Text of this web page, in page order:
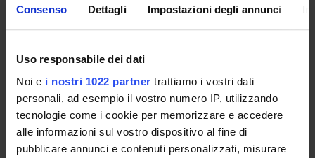
Consenso Dettagli Impostazioni degli annunci
Uso responsabile dei dati
Noi e i nostri 1022 partner trattiamo i vostri dati
personali, ad esempio il vostro numero IP, utilizzando
tecnologie come i cookie per memorizzare e accedere
alle informazioni sul vostro dispositivo al fine di
pubblicare annunci e contenuti personalizzati, misurare
DEPARTMENT ADMINISTRATION OFFICES
STUDENT ADMINISTRATION OFFICES
DEPARTMENT FACILITIES